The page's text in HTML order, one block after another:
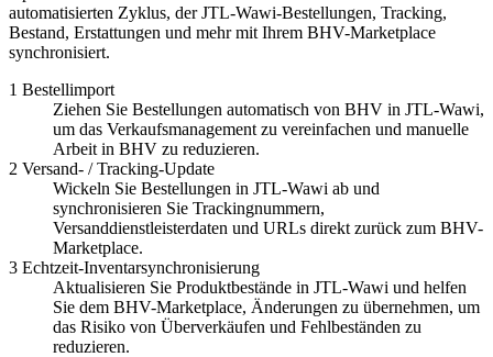
automatisierten Zyklus, der JTL-Wawi-Bestellungen, Tracking,
Bestand, Erstattungen und mehr mit Ihrem BHV-Marketplace
synchronisiert.
1 Bestellimport
Ziehen Sie Bestellungen automatisch von BHV in JTL-Wawi,
um das Verkaufsmanagement zu vereinfachen und manuelle
Arbeit in BHV zu reduzieren.
2 Versand- / Tracking-Update
Wickeln Sie Bestellungen in JTL-Wawi ab und
synchronisieren Sie Trackingnummern,
Versanddienstleisterdaten und URLs direkt zurück zum BHV-
Marketplace.
3 Echtzeit-Inventarsynchronisierung
Aktualisieren Sie Produktbestände in JTL-Wawi und helfen
Sie dem BHV-Marketplace, Änderungen zu übernehmen, um
das Risiko von Überverkäufen und Fehlbeständen zu
reduzieren.